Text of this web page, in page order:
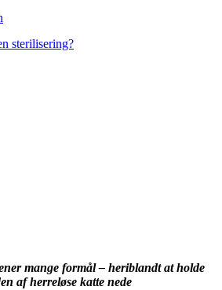
sterilisering?
mange formål – heriblandt at holde
af herreløse katte nede